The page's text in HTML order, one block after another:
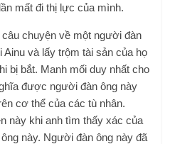
mất đi thị lực của mình.
chuyện về một người đàn
và lấy trộm tài sản của họ
bị bắt. Manh mối duy nhất cho
được người đàn ông này
cơ thể của các tù nhân.
này khi anh tìm thấy xác của
này. Người đàn ông này đã